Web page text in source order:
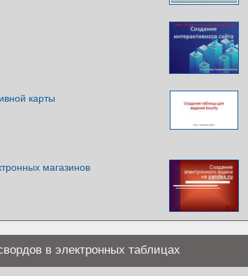
карты
магазинов
в электронных таблицах